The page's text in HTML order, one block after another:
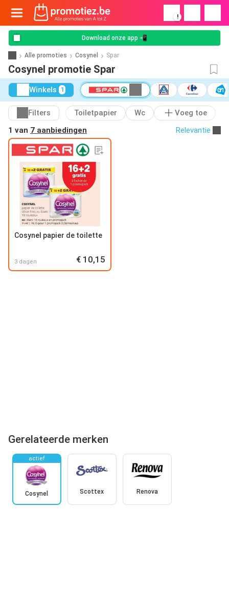
!
Download onze app 📲
Alle promoties Cosynel Spar
Cosynel promotie Spar
Winkels 1
Filters Toiletpapier Wc
Voeg toe
1 van 7 aanbiedingen Relevantie
Cosynel papier de toilette
3 dagen € 10,15
Gerelateerde merken
actief
Cosynel Scottex Renova